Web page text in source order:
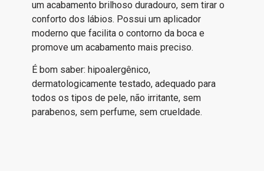
um acabamento brilhoso duradouro, sem tirar o
conforto dos lábios. Possui um aplicador
moderno que facilita o contorno da boca e
promove um acabamento mais preciso.
É bom saber: hipoalergênico,
dermatologicamente testado, adequado para
todos os tipos de pele, não irritante, sem
parabenos, sem perfume, sem crueldade.